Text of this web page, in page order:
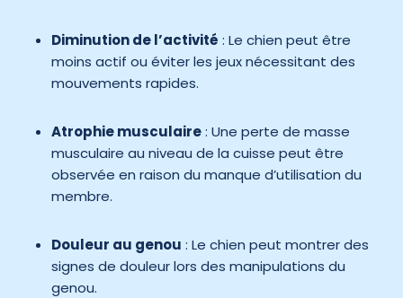
Diminution de l’activité : Le chien peut être
moins actif ou éviter les jeux nécessitant des
mouvements rapides.
Atrophie musculaire: Une perte de masse
musculaire au niveau de la cuisse peut être
observée en raison du manque d’utilisation du
membre.
Douleur au genou : Le chien peut montrer des
signes de douleur lors des manipulations du
genou.